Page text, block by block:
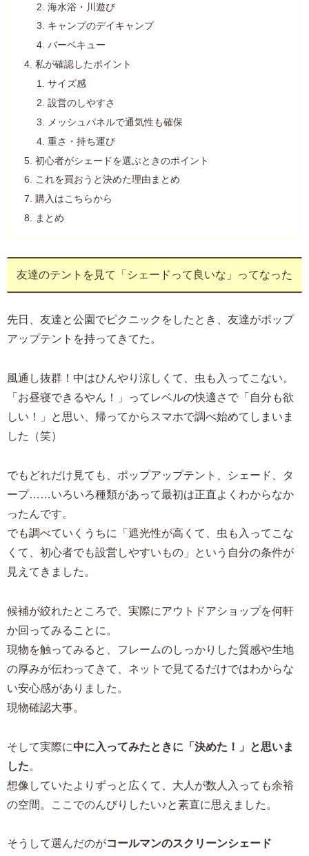
海水浴・川遊び
キャンプのデイキャンプ
バーベキュー
私が確認したポイント
サイズ感
設営のしやすさ
メッシュパネルで通気性も確保
重さ・持ち運び
初心者がシェードを選ぶときのポイント
これを買おうと決めた理由まとめ
購入はこちらから
まとめ
友達のテントを見て「シェードって良いな」ってなった
先日、友達と公園でピクニックをしたとき、友達がポップ
アップテントを持ってきてた。
風通し抜群！中はひんやり涼しくて、虫も入ってこない。
「お昼寝できるやん！」ってレベルの快適さで「自分も欲
しい！」と思い、帰ってからスマホで調べ始めてしまいま
した（笑）
でもどれだけ見ても、ポップアップテント、シェード、タ
ープ……いろいろ種類があって最初は正直よくわからなか
ったんです。
でも調べていくうちに「遮光性が高くて、虫も入ってこな
くて、初心者でも設営しやすいもの」という自分の条件が
見えてきました。
候補が絞れたところで、実際にアウトドアショップを何軒
か回ってみることに。
現物を触ってみると、フレームのしっかりした質感や生地
の厚みが伝わってきて、ネットで見てるだけではわからな
い安心感がありました。
現物確認大事。
そして実際に中に入ってみたときに「決めた！」と思いま
した。
想像していたよりずっと広くて、大人が数人入っても余裕
の空間。ここでのんびりしたい♪と素直に思えました。
そうして選んだのがコールマンのスクリーンシェード